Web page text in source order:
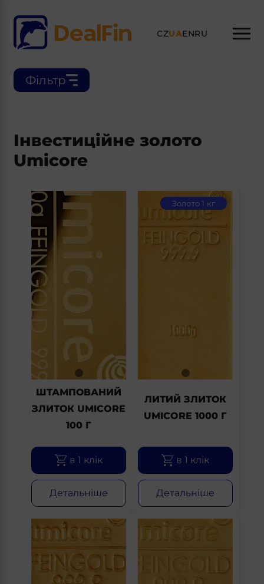
CZUAENRU
Фільтр
Інвестиційне золото
Umicore
ШТАМПОВАНИЙ
ЗЛИТОК UMICORE
100 Г
в 1 клік
Детальніше
Золото 1 кг
ЛИТИЙ ЗЛИТОК
UMICORE 1000 Г
в 1 клік
Детальніше